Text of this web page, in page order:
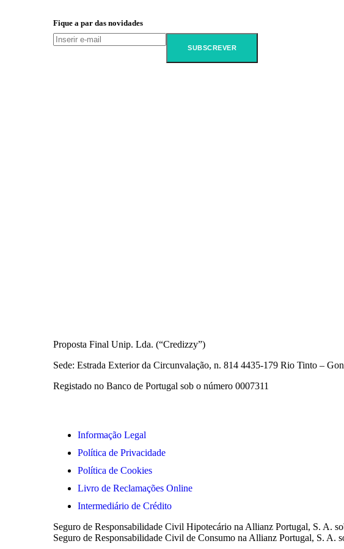
Fique a par das novidades
Proposta Final Unip. Lda. (“Credizzy”)
Sede: Estrada Exterior da Circunvalação, n. 814 4435-179 Rio Tinto –
Registado no Banco de Portugal sob o número 0007311
Informação Legal
Política de Privacidade
Política de Cookies
Livro de Reclamações Online
Intermediário de Crédito
Seguro de Responsabilidade Civil Hipotecário na Allianz Portugal, S. A.
Seguro de Responsabilidade Civil de Consumo na Allianz Portugal, S. A.